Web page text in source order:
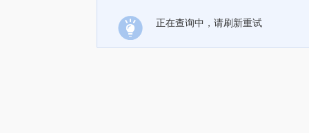
正在查询中，请刷新重试